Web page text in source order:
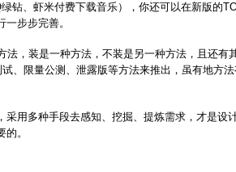
钻、虾米付费下载音乐），你还可以在新版的
步步完善。
，装是一种方法，不装是另一种方法，且还有
、限量公测、泄露版等方法来推出，虽有地方法
用多种手段去感知、挖掘、提炼需求，才是设
。